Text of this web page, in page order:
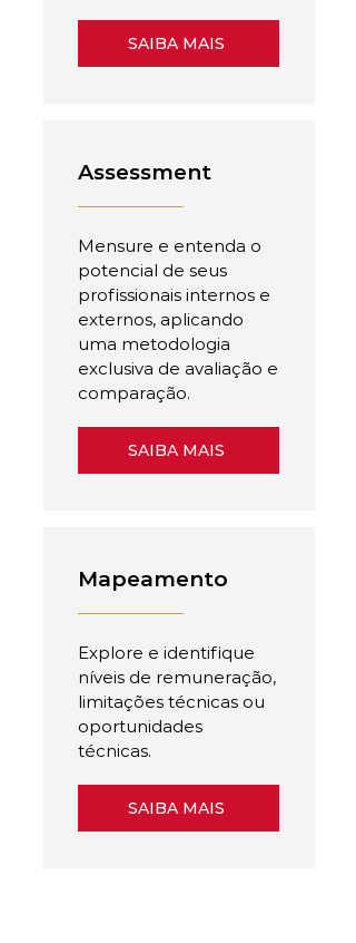
SAIBA MAIS
Assessment
Mensure e entenda o
potencial de seus
profissionais internos e
externos, aplicando
uma metodologia
exclusiva de avaliação e
comparação.
SAIBA MAIS
Mapeamento
Explore e identifique
níveis de remuneração,
limitações técnicas ou
oportunidades
técnicas.
SAIBA MAIS